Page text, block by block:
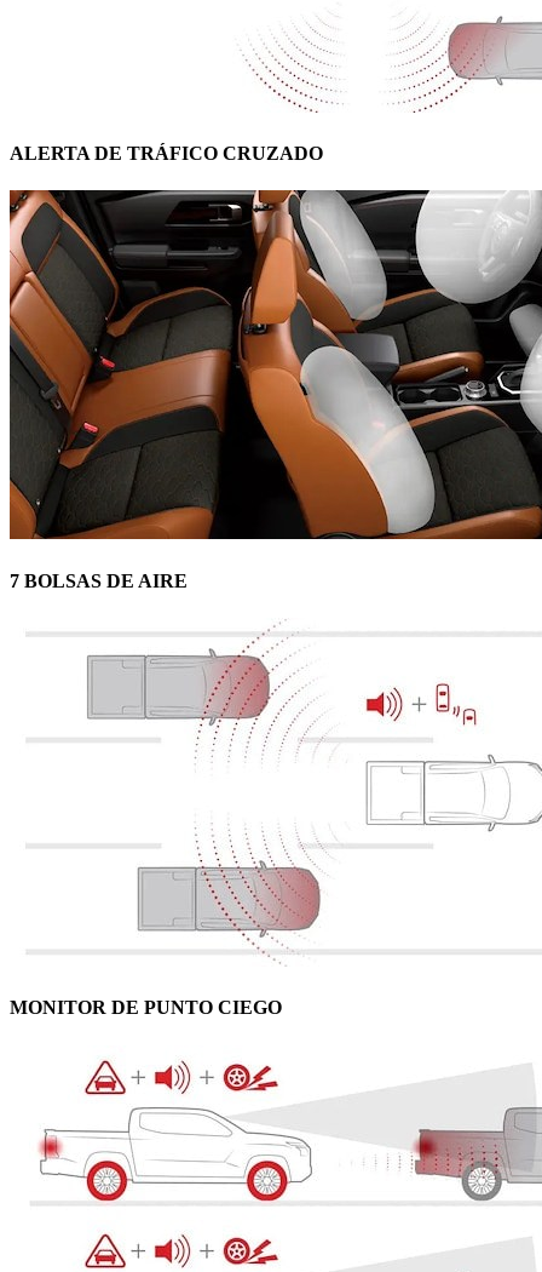
ALERTA DE TRÁFICO CRUZADO
7 BOLSAS DE AIRE
MONITOR DE PUNTO CIEGO